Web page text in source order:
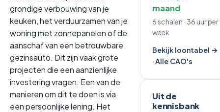
grondige verbouwing van je
keuken, het verduurzamen van je
woning met zonnepanelen of de
aanschaf van een betrouwbare
gezinsauto. Dit zijn vaak grote
projecten die een aanzienlijke
investering vragen. Een van de
manieren om dit te doen is via
een persoonlijke lening. Het
maand
6 schalen · 36 uur per
week
Bekijk loontabel →
·Alle CAO's
Uit de
kennisbank